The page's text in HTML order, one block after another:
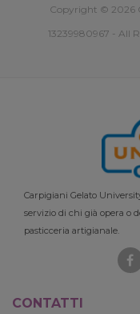
Copyright © 2026
13239980967 - All
Carpigiani Gelato
servizio di chi già opera o
pasticceria artigianale.
CONTATTI